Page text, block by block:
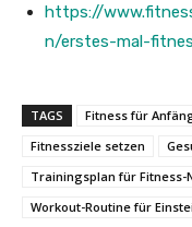
https://
n/erstes-mal-
TAGS Fitness für
Fitnessziele setzen
Trainingsplan für Fitness-
Workout-Routine für